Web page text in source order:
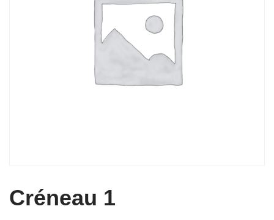
Créneau 1